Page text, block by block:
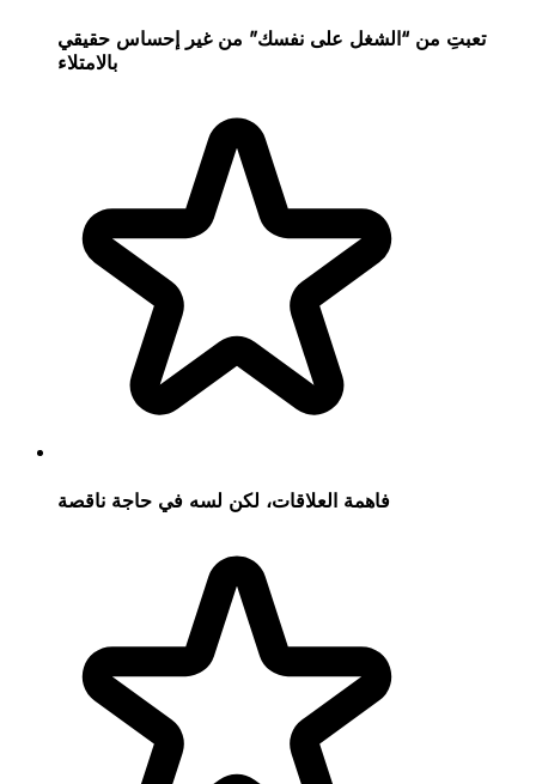
تعبتِ من “الشغل على نفسك” من غير إحساس حقيقي
بالامتلاء
فاهمة العلاقات، لكن لسه في حاجة ناقصة